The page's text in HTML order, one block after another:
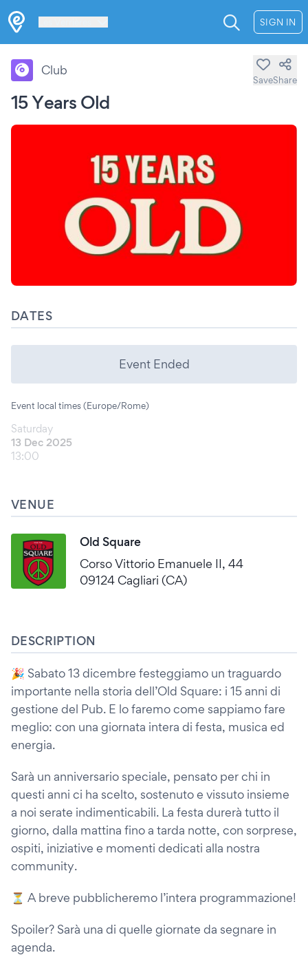
SIGN IN
15 Years Old
Club
SaveShare
DATES
Event Ended
Event local times (Europe/Rome)
Saturday
13 Dec 2025
13:00
VENUE
Old Square
Corso Vittorio Emanuele II, 44
09124 Cagliari (CA)
DESCRIPTION
🎉 Sabato 13 dicembre festeggiamo un traguardo
importante nella storia dell’Old Square: i 15 anni di
gestione del Pub. E lo faremo come sappiamo fare
meglio: con una giornata intera di festa, musica ed
energia.
Sarà un anniversario speciale, pensato per chi in
questi anni ci ha scelto, sostenuto e vissuto insieme
a noi serate indimenticabili. La festa durerà tutto il
giorno, dalla mattina fino a tarda notte, con sorprese,
ospiti, iniziative e momenti dedicati alla nostra
community.
⏳ A breve pubblicheremo l’intera programmazione!
Spoiler? Sarà una di quelle giornate da segnare in
agenda.